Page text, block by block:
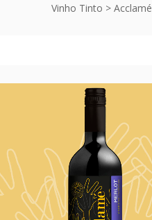
Vinho Tinto > Acclamé